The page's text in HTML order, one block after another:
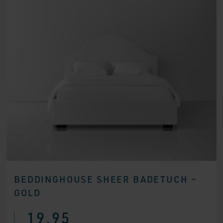
BEDDINGHOUSE SHEER BADETUCH –
GOLD
19,95